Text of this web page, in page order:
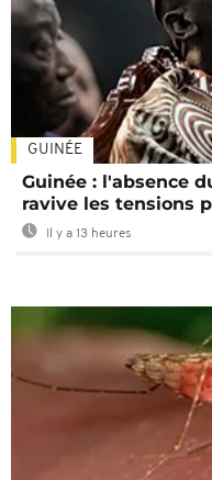
GUINÉE
Guinée : l'absence
ravive les tensions
Il y a 13 heures